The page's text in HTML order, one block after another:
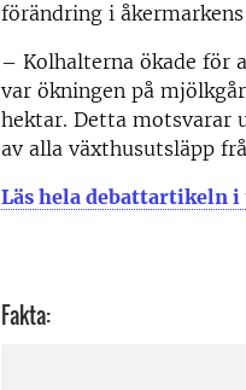
förändring i
– Kolhalterna ökade för
var ökningen på
hektar. Detta motsvarar
av alla växthusutsläpp
Läs hela debattartikeln
Fakta: